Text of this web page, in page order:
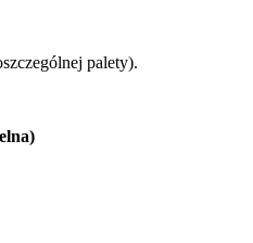
palety).